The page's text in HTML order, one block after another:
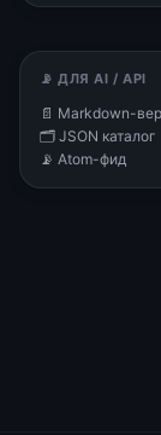
📡 ДЛЯ AI / API
📄 Markdown-
🗂 JSON каталог
📡 Atom-фид